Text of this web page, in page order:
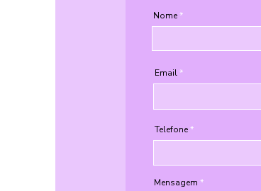
Nome
Email
Telefone
Mensagem